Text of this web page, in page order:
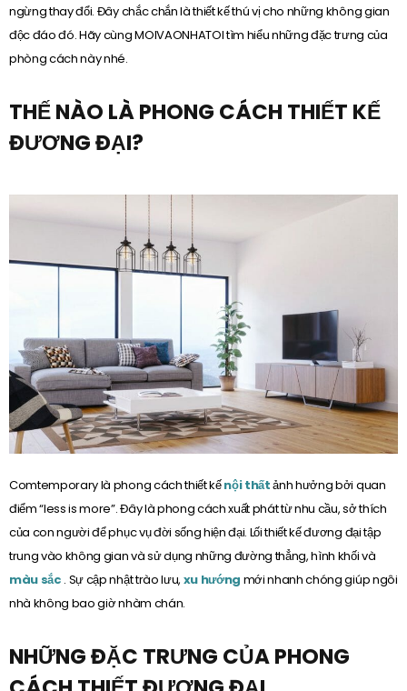
ngừng thay đổi. Đây chắc chắn là thiết kế thú vị cho những không gian
độc đáo đó. Hãy cùng MOIVAONHATOI tìm hiểu những đặc trưng của
phòng cách này nhé.
THẾ NÀO LÀ PHONG CÁCH THIẾT KẾ
ĐƯƠNG ĐẠI?
Comtemporary là phong cách thiết kếnội thấtảnh hưởng bởi quan
điểm “less is more”. Đây là phong cách xuất phát từ nhu cầu, sở thích
của con người để phục vụ đời sống hiện đại. Lối thiết kế đương đại tập
trung vào không gian và sử dụng những đường thẳng, hình khối và
màu sắc . Sự cập nhật trào lưu, xu hướng mới nhanh chóng giúp ngôi
nhà không bao giờ nhàm chán.
NHỮNG ĐẶC TRƯNG CỦA PHONG